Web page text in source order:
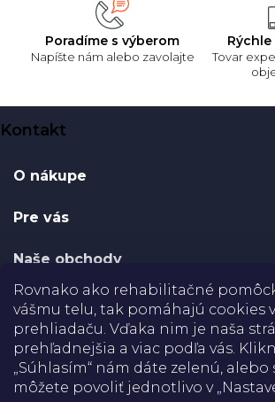
Rovnako ako rehabilitačné
vášmu telu, tak pomáhajú cookies
prehliadaču. Vďaka nim je naša
prehľadnejšia a viac podľa vás.
„Súhlasím“ nám dáte zelenú, alebo
môžete povoliť jednotlivo v
Poradíme s výberom
Napíšte nám alebo zavolajte
Tovar
á
Kontakt
O nákupe
Pre vás
Naše obchody
Certifikáty
Doprava
Platba